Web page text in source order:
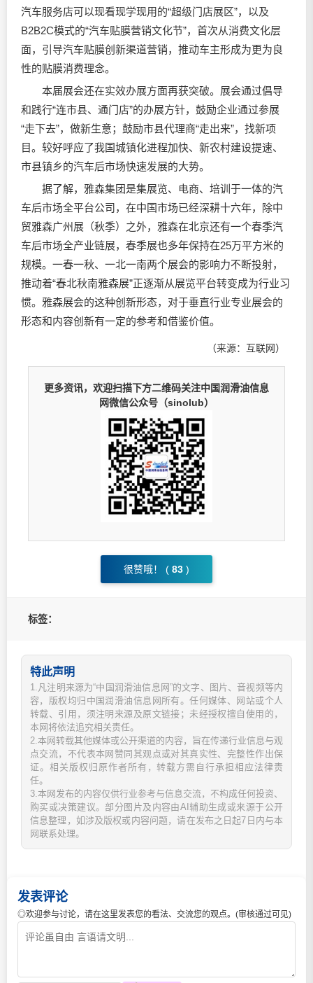
汽车服务店可以现看现学现用的“超级门店展区”，以及
B2B2C模式的“汽车贴膜营销文化节”，首次从消费文化层
面，引导汽车贴膜创新渠道营销，推动车主形成为更为良
性的贴膜消费理念。
本届展会还在实效办展方面再获突破。展会通过倡导
和践行“连市县、通门店”的办展方针，鼓励企业通过参展
“走下去”，做新生意；鼓励市县代理商“走出来”，找新项
目。较好呼应了我国城镇化进程加快、新农村建设提速、
市县镇乡的汽车后市场快速发展的大势。
据了解，雅森集团是集展览、电商、培训于一体的汽
车后市场全平台公司，在中国市场已经深耕十六年，除中
贸雅森广州展（秋季）之外，雅森在北京还有一个春季汽
车后市场全产业链展，春季展也多年保持在25万平方米的
规模。一春一秋、一北一南两个展会的影响力不断投射，
推动着“春北秋南雅森展”正逐渐从展览平台转变成为行业习
惯。雅森展会的这种创新形态，对于垂直行业专业展会的
形态和内容创新有一定的参考和借鉴价值。
（来源：互联网）
更多资讯，欢迎扫描下方二维码关注中国润滑油信息
网微信公众号（sinolub）
很赞哦！ ( 83 )
标签：
特此声明
1.凡注明来源为“中国润滑油信息网”的文字、图片、音视频等内
容，版权均归中国润滑油信息网所有。任何媒体、网站或个人
转载、引用，须注明来源及原文链接；未经授权擅自使用的，
本网将依法追究相关责任。
2.本网转载其他媒体或公开渠道的内容，旨在传递行业信息与观
点交流，不代表本网赞同其观点或对其真实性、完整性作出保
证。相关版权归原作者所有，转载方需自行承担相应法律责
任。
3.本网发布的内容仅供行业参考与信息交流，不构成任何投资、
购买或决策建议。部分图片及内容由AI辅助生成或来源于公开
信息整理，如涉及版权或内容问题，请在发布之日起7日内与本
网联系处理。
发表评论
◎欢迎参与讨论，请在这里发表您的看法、交流您的观点。(审核通过可见)